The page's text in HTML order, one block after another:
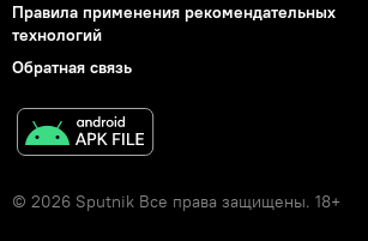
Правила применения рекомендательных
технологий
Обратная связь
© 2026 Sputnik Все права защищены. 18+